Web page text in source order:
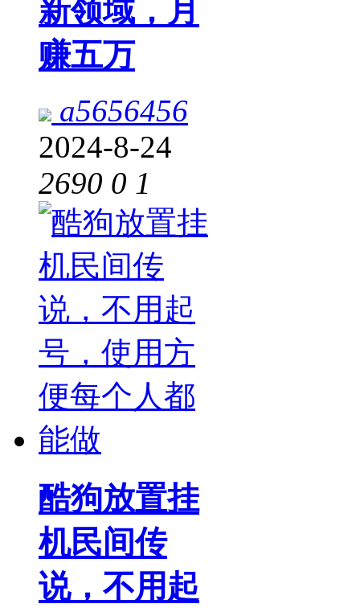
新领域，月
赚五万
a5656456
2024-8-24
2690 0 1
酷狗放置挂
机民间传
说，不用起